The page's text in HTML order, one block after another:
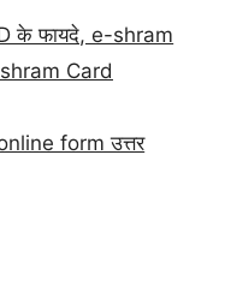
के फायदे, e-shram
Card
form उत्तर